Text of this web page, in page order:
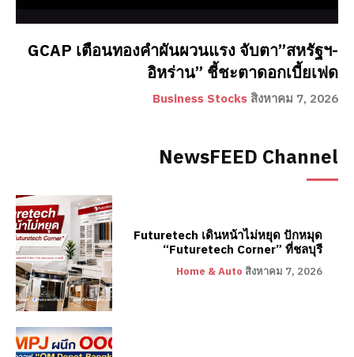
GCAP เตือนทองคำผันผวนแรง จับตา”สหรัฐฯ-
อิหร่าน” ชี้ชะตาดอกเบี้ยเฟด
Business Stocks สิงหาคม 7, 2026
NewsFEED Channel
Futuretech เดินหน้าไม่หยุด ปักหมุด
“Futuretech Corner” ที่ชลบุรี
Home & Auto สิงหาคม 7, 2026